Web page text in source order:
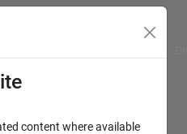
content where available